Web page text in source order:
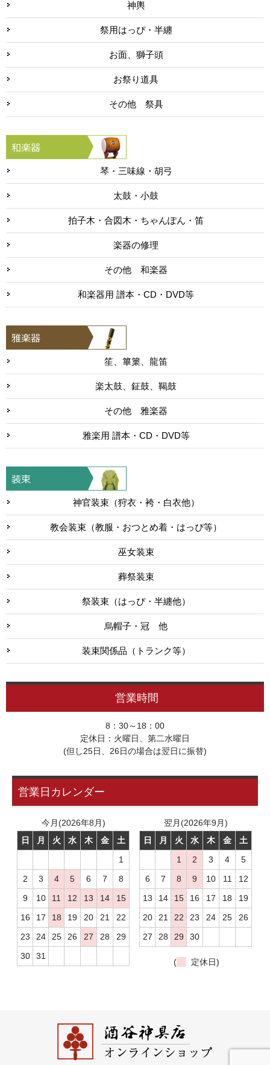
神輿
祭用はっぴ・半纏
お面、獅子頭
お祭り道具
その他 祭具
琴・三味線・胡弓
太鼓・小鼓
拍子木・合図木・ちゃんぽん・笛
楽器の修理
その他 和楽器
和楽器用 譜本・CD・DVD等
笙、篳篥、龍笛
楽太鼓、鉦鼓、鞨鼓
その他 雅楽器
雅楽用 譜本・CD・DVD等
神官装束（狩衣・袴・白衣他）
教会装束（教服・おつとめ着・はっぴ等）
巫女装束
葬祭装束
祭装束（はっぴ・半纏他）
烏帽子・冠 他
装束関係品（トランク等）
営業時間
8：30～18：00
定休日：火曜日、第二水曜日
(但し25日、26日の場合は翌日に振替)
営業日カレンダー
今月(2026年8月)
日
月 火 水 木 金
土
1
2
3 4 5 6 7
8
9
10 11 12 13 14
15
16
17 18 19 20 21
22
23
24 25 26 27 28
29
30
31
翌月(2026年9月)
日
月 火 水 木 金
土
1
2 3 4
5
6
7 8 9 10 11
12
13
14 15 16 17 18
19
20
21 22 23 24 25
26
27
28 29 30
( 定休日)